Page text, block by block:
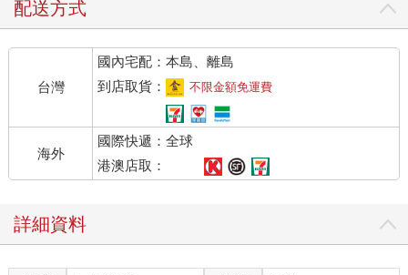
配送方式
台灣
國內宅配：本島、離島
到店取貨：
不限金額免運費
海外
國際快遞：全球
港澳店取：
詳細資料